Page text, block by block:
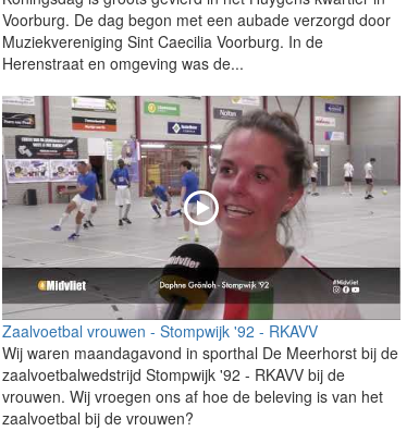
Voorburg. De dag begon met een aubade verzorgd door
Muziekvereniging Sint Caecilia Voorburg. In de
Herenstraat en omgeving was de...
Zaalvoetbal vrouwen - Stompwijk '92 - RKAVV
Wij waren maandagavond in sporthal De Meerhorst bij de
zaalvoetbalwedstrijd Stompwijk '92 - RKAVV bij de
vrouwen. Wij vroegen ons af hoe de beleving is van het
zaalvoetbal bij de vrouwen?